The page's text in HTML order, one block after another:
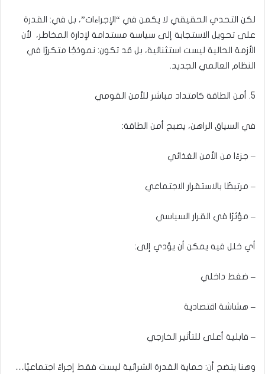
لكن التحدي الحقيقي لا يكمن في “الإجراءات”، بل في: القدرة
على تحويل الاستجابة إلى سياسة مستدامة لإدارة المخاطر، لأن
الأزمة الحالية ليست استثنائية، بل قد تكون: نموذجًا متكررًا في
النظام العالمي الجديد.
5. أمن الطاقة كامتداد مباشر للأمن القومي
في السياق الراهن، يصبح أمن الطاقة:
– جزءًا من الأمن الغذائي
– مرتبطًا بالاستقرار الاجتماعي
– مؤثرًا في القرار السياسي
أي خلل فيه يمكن أن يؤدي إلى:
– ضغط داخلي
– هشاشة اقتصادية
– قابلية أعلى للتأثير الخارجي
وهنا يتضح أن: حماية القدرة الشرائية ليست فقط إجراءً اجتماعيًا…